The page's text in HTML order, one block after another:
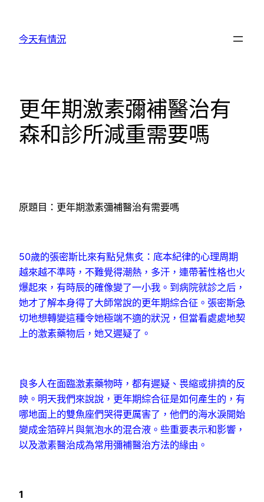
今天有情況
更年期激素彌補醫治有
森和診所減重需要嗎
原題目：更年期激素彌補醫治有需要嗎
50歲的張密斯比來有點兒焦炙：底本紀律的心理周期
越來越不準時，不難覺得潮熱，多汗，連帶著性格也火
爆起來，有時辰的確像變了一小我。到病院就診之后，
她才了解本身得了大師常說的更年期綜合征。張密斯急
切地想轉變這種令她極端不適的狀況，但當看處處地契
上的激素藥物后，她又遲疑了。
良多人在面臨激素藥物時，都有遲疑、畏縮或排擠的反
映。明天我們來說說，更年期綜合征是如何產生的，有
哪地面上的雙魚座們哭得更厲害了，他們的海水淚開始
變成金箔碎片與氣泡水的混合液。些重要表示和影響，
以及激素醫治成為常用彌補醫治方法的緣由。
1